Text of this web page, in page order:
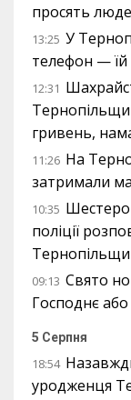
просять
13:25 У
телефон —
12:31
гривень,
11:26 На
затримали
10:35 Шестеро
поліції
09:13 Свято
Господнє
5 Серпня
18:54
уродженця